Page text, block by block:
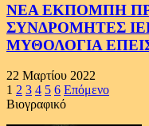
ΝΕΑ ΕΚΠΟΜΠΗ
ΣΥΝΔΡΟΜΗΤΕΣ
ΜΥΘΟΛΟΓΙΑ
22 Μαρτίου 2022
Σελιδοποίηση
άρθρων
1 2 3 4 5 6 Επόμενο
Βιογραφικό